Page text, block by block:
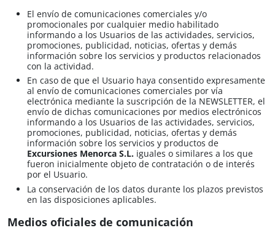
El envío de comunicaciones comerciales y/o
promocionales por cualquier medio habilitado
informando a los Usuarios de las actividades, servicios,
promociones, publicidad, noticias, ofertas y demás
información sobre los servicios y productos relacionados
con la actividad.
En caso de que el Usuario haya consentido expresamente
al envío de comunicaciones comerciales por vía
electrónica mediante la suscripción de la NEWSLETTER, el
envío de dichas comunicaciones por medios electrónicos
informando a los Usuarios de las actividades, servicios,
promociones, publicidad, noticias, ofertas y demás
información sobre los servicios y productos de
Excursiones Menorca S.L.​​ iguales o similares a los que
fueron inicialmente objeto de contratación o de interés
por el Usuario.
La conservación de los datos durante los plazos previstos
en las disposiciones aplicables.
Medios oficiales de comunicación